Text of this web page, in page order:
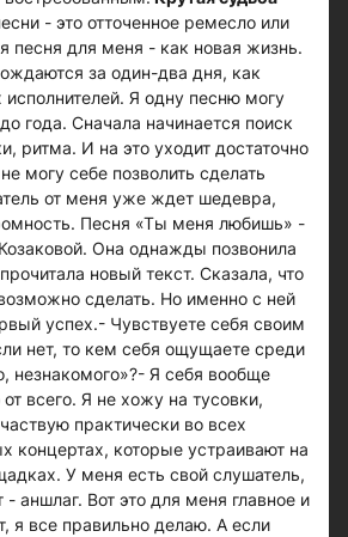
- это отточенное ремесло или
песня для меня - как новая жизнь.
за один-два дня, как
Я одну песню могу
года. Сначала начинается поиск
ритма. И на это уходит достаточно
могу себе позволить сделать
от меня уже ждет шедевра,
Песня «Ты меня любишь» -
Она однажды позвонила
новый текст. Сказала, что
сделать. Но именно с ней
успех.- Чувствуете себя своим
нет, то кем себя ощущаете среди
незнакомого»?- Я себя вообще
всего. Я не хожу на тусовки,
практически во всех
концертах, которые устраивают на
У меня есть свой слушатель,
аншлаг. Вот это для меня главное и
я все правильно делаю. А если